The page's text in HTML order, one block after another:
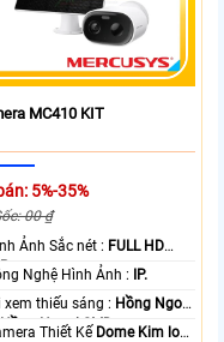
MC410 KIT
5%-35%
00 ₫
Ảnh Sắc nét : FULL HD
.
🌠 Công Nghệ Hình Ảnh :
IP.
⭐ Khi xem thiếu sáng : Hồng Ngoại
Ngoại SMD.
Thiết Kế Dome Kim loại